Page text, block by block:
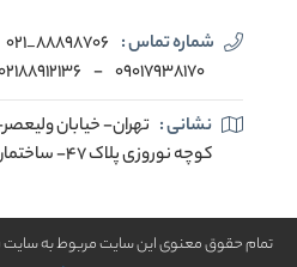
شماره تماس : 88898706_021
۰۹۰۱۷۹۳۸۱۷۰ -
نشانی : تهران- خیابان
کوچه نوروزی پلاک ۴۷- ساختمان صدف- واحد۴
تمام حقوق معنوی این سایت مربوط به سایت